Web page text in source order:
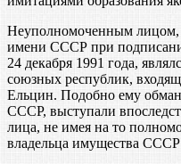
Неуполномоченным лицом,
имени СССР при
24 декабря 1991 года,
союзных республик,
Ельцин. Подобно ему
СССР, выступали
лица, не имея на то
владельца имущества СССР